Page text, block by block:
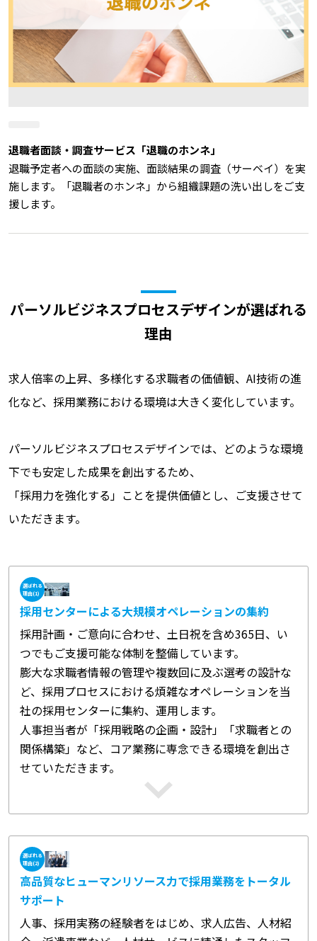
退職者面談・調査サービス「退職のホンネ」
退職予定者への面談の実施、面談結果の調査（サーベイ）を実
施します。「退職者のホンネ」から組織課題の洗い出しをご支
援します。
パーソルビジネスプロセスデザインが選ばれる
理由
求人倍率の上昇、多様化する求職者の価値観、AI技術の進
化など、採用業務における環境は大きく変化しています。
パーソルビジネスプロセスデザインでは、どのような環境
下でも安定した成果を創出するため、
「採用力を強化する」ことを提供価値とし、ご支援させて
いただきます。
選ばれる
理由(1)
採用センターによる大規模オペレーションの集約
採用計画・ご意向に合わせ、土日祝を含め365日、い
つでもご支援可能な体制を整備しています。
膨大な求職者情報の管理や複数回に及ぶ選考の設計な
ど、採用プロセスにおける煩雑なオペレーションを当
社の採用センターに集約、運用します。
人事担当者が「採用戦略の企画・設計」「求職者との
関係構築」など、コア業務に専念できる環境を創出さ
せていただきます。
選ばれる
理由(2)
高品質なヒューマンリソース力で採用業務をトータル
サポート
人事、採用実務の経験者をはじめ、求人広告、人材紹